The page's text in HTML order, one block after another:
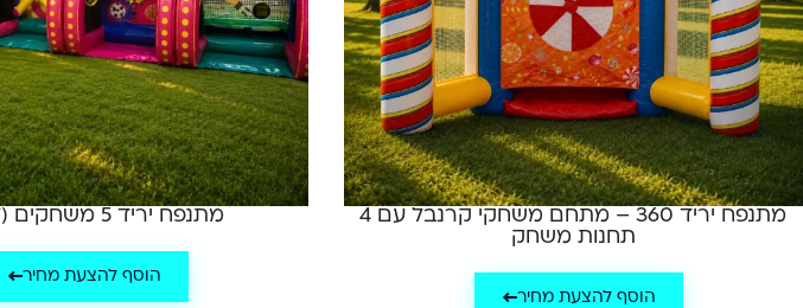
מתנפח יריד 360 – מתחם משחקי קרנבל עם 4
תחנות משחק
הוסף להצעת מחיר
מתנפח יריד 5 משחקים (לילדים)
הוסף להצעת מחיר